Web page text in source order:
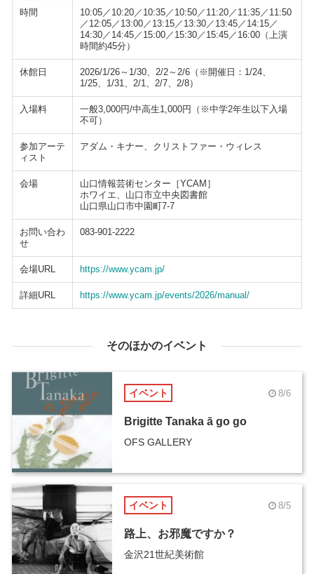
時間
10:05／10:20／10:35／10:50／11:20／11:35／11:50
／12:05／13:00／13:15／13:30／13:45／14:15／
14:30／14:45／15:00／15:30／15:45／16:00（上演
時間約45分）
休館日
2026/1/26～1/30、2/2～2/6（※開催日：1/24、
1/25、1/31、2/1、2/7、2/8）
入場料
一般3,000円/中高生1,000円（※中学2年生以下入場
不可）
参加アーテ
ィスト
アダム・キナー、クリストファー・ウィレス
会場
山口情報芸術センター［YCAM］
ホワイエ、山口市立中央図書館
山口県山口市中園町7-7
お問い合わ
せ
083-901-2222
会場URL https://www.ycam.jp/
詳細URL https://www.ycam.jp/events/2026/manual/
そのほかのイベント
イベント 8/6
Brigitte Tanaka ā go go
OFS GALLERY
イベント 8/5
路上、お邪魔ですか？
金沢21世紀美術館